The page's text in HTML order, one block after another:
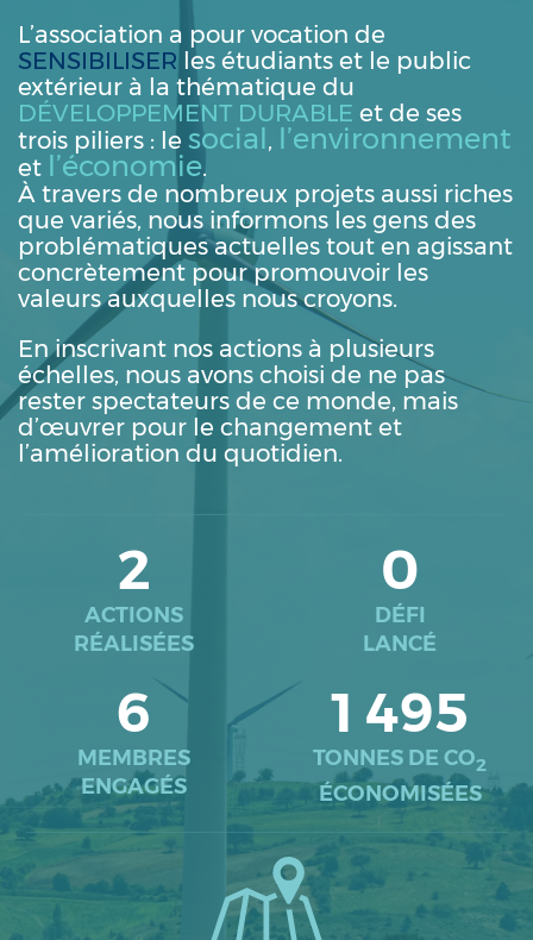
L’association a pour vocation de
SENSIBILISER les étudiants et le public
extérieur à la thématique du
DÉVELOPPEMENT DURABLE et de ses
trois piliers : le social, l’environnement
et l’économie.
À travers de nombreux projets aussi riches
que variés, nous informons les gens des
problématiques actuelles tout en agissant
concrètement pour promouvoir les
valeurs auxquelles nous croyons.
En inscrivant nos actions à plusieurs
échelles, nous avons choisi de ne pas
rester spectateurs de ce monde, mais
d’œuvrer pour le changement et
l’amélioration du quotidien.
2
ACTIONS
RÉALISÉES
0
DÉFI
LANCÉ
6
MEMBRES
ENGAGÉS
1 495
TONNES DE CO2
ÉCONOMISÉES